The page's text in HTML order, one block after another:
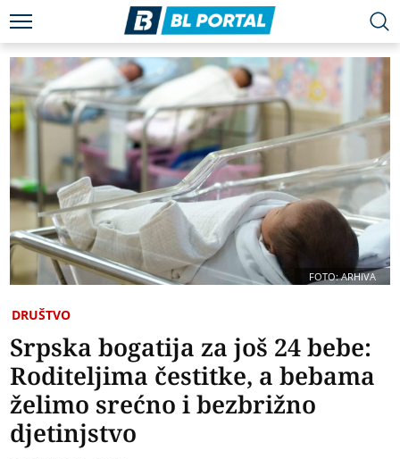
FOTO: ARHIVA
DRUŠTVO
Srpska bogatija za još 24 bebe:
Roditeljima čestitke, a bebama
želimo srećno i bezbrižno
djetinjstvo